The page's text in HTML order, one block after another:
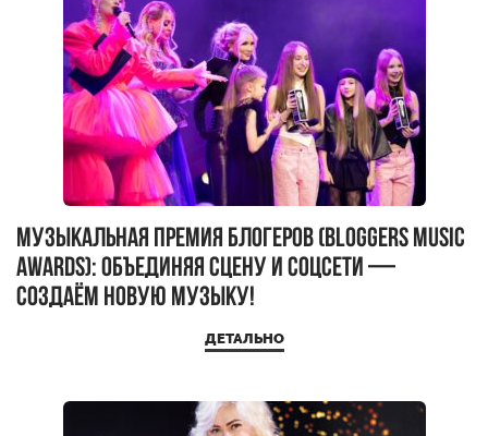
Музыкальная премия блогеров (BLOGGERS MUSIC
AWARDS): объединяя сцену и соцсети —
создаём новую музыку!
ДЕТАЛЬНО